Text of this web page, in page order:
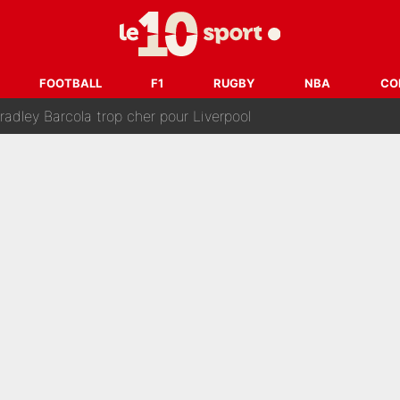
FOOTBALL F1 RUGBY NBA
la nomination de Zinedine Zidane, c'est au tour de son
et bientôt Fernando Alonso ? Le classement des pilotes les mieux
Barcola trop cher pour Liverpool